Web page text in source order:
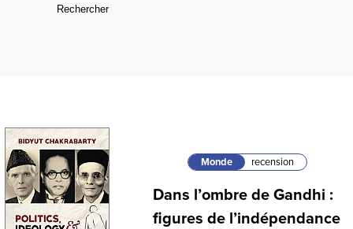
Monde recension
Dans l’ombre de Gandhi :
figures de l’indépendance